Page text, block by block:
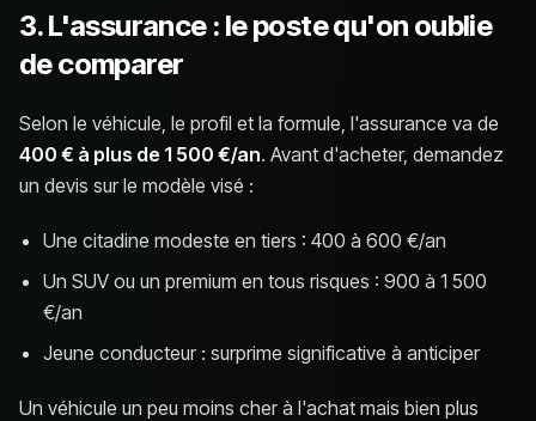
3. L'assurance : le poste qu'on oublie
de comparer
Selon le véhicule, le profil et la formule, l'assurance va de
400 € à plus de 1 500 €/an. Avant d'acheter, demandez
un devis sur le modèle visé :
Une citadine modeste en tiers : 400 à 600 €/an
Un SUV ou un premium en tous risques : 900 à 1 500
€/an
Jeune conducteur : surprime significative à anticiper
Un véhicule un peu moins cher à l'achat mais bien plus